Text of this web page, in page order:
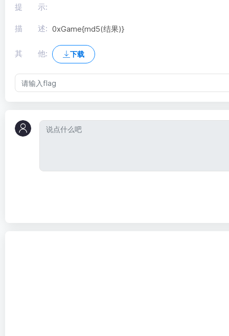
提 示:
描 述: 0xGame{md5(结果)}
其 他: 下载